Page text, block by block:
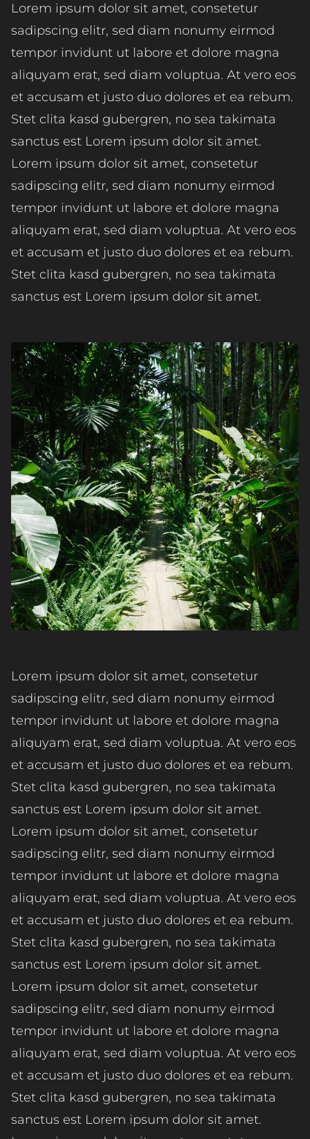
Lorem ipsum dolor sit amet, consetetur
sadipscing elitr, sed diam nonumy eirmod
tempor invidunt ut labore et dolore magna
aliquyam erat, sed diam voluptua. At vero eos
et accusam et justo duo dolores et ea rebum.
Stet clita kasd gubergren, no sea takimata
sanctus est Lorem ipsum dolor sit amet.
Lorem ipsum dolor sit amet, consetetur
sadipscing elitr, sed diam nonumy eirmod
tempor invidunt ut labore et dolore magna
aliquyam erat, sed diam voluptua. At vero eos
et accusam et justo duo dolores et ea rebum.
Stet clita kasd gubergren, no sea takimata
sanctus est Lorem ipsum dolor sit amet.
Lorem ipsum dolor sit amet, consetetur
sadipscing elitr, sed diam nonumy eirmod
tempor invidunt ut labore et dolore magna
aliquyam erat, sed diam voluptua. At vero eos
et accusam et justo duo dolores et ea rebum.
Stet clita kasd gubergren, no sea takimata
sanctus est Lorem ipsum dolor sit amet.
Lorem ipsum dolor sit amet, consetetur
sadipscing elitr, sed diam nonumy eirmod
tempor invidunt ut labore et dolore magna
aliquyam erat, sed diam voluptua. At vero eos
et accusam et justo duo dolores et ea rebum.
Stet clita kasd gubergren, no sea takimata
sanctus est Lorem ipsum dolor sit amet.
Lorem ipsum dolor sit amet, consetetur
sadipscing elitr, sed diam nonumy eirmod
tempor invidunt ut labore et dolore magna
aliquyam erat, sed diam voluptua. At vero eos
et accusam et justo duo dolores et ea rebum.
Stet clita kasd gubergren, no sea takimata
sanctus est Lorem ipsum dolor sit amet.